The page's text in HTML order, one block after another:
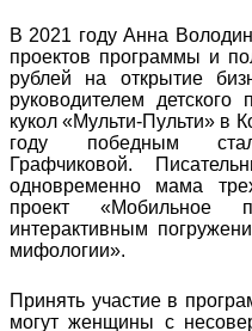
В 2021 году Анна
проектов программы и
рублей на открытие
руководителем детского
кукол «Мульти-Пульти» в
году победным
Графчиковой.
одновременно мама
проект «Мобильное
интерактивным
мифологии».
Принять участие в
могут женщины с